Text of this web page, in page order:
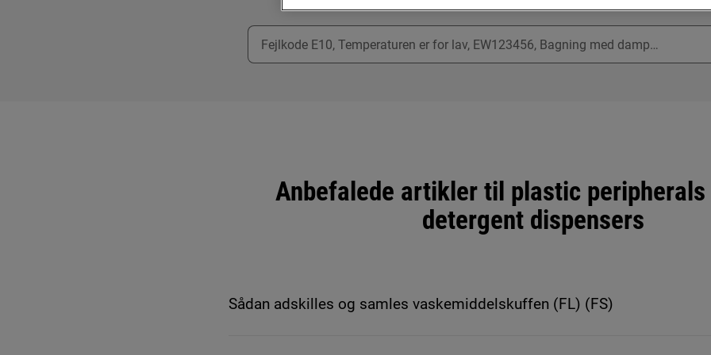
Anbefalede artikler til plastic peripherals
detergent dispensers
Sådan adskilles og samles vaskemiddelskuffen (FL) (FS)